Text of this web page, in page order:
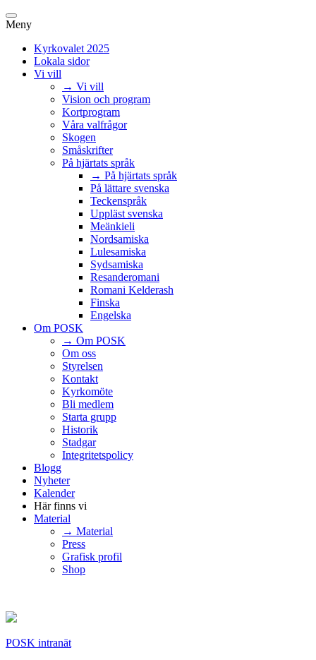
Meny
Kyrkovalet 2025
Lokala sidor
Vi vill
→ Vi vill
Vision och program
Kortprogram
Våra valfrågor
Skogen
Småskrifter
På hjärtats språk
→ På hjärtats språk
På lättare svenska
Teckenspråk
Uppläst svenska
Meänkieli
Nordsamiska
Lulesamiska
Sydsamiska
Resanderomani
Romani Kelderash
Finska
Engelska
Om POSK
→ Om POSK
Om oss
Styrelsen
Kontakt
Kyrkomöte
Bli medlem
Starta grupp
Historik
Stadgar
Integritetspolicy
Blogg
Nyheter
Kalender
Här finns vi
Material
→ Material
Press
Grafisk profil
Shop
POSK intranät